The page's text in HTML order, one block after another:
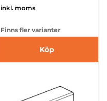
inkl. moms
Finns fler varianter
Köp